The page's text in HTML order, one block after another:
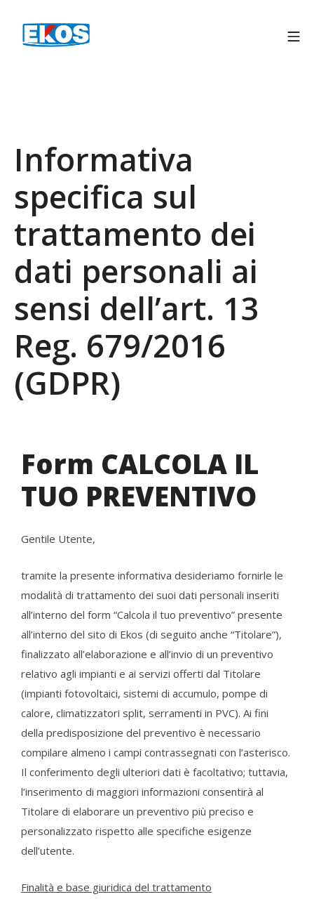
Informativa
specifica sul
trattamento dei
dati personali ai
sensi dell’art. 13
Reg. 679/2016
(GDPR)
Form CALCOLA IL
TUO PREVENTIVO
Gentile Utente,
tramite la presente informativa desideriamo fornirle le
modalità di trattamento dei suoi dati personali inseriti
all’interno del form “Calcola il tuo preventivo” presente
all’interno del sito di Ekos (di seguito anche “Titolare”),
finalizzato all’elaborazione e all’invio di un preventivo
relativo agli impianti e ai servizi offerti dal Titolare
(impianti fotovoltaici, sistemi di accumulo, pompe di
calore, climatizzatori split, serramenti in PVC). Ai fini
della predisposizione del preventivo è necessario
compilare almeno i campi contrassegnati con l’asterisco.
Il conferimento degli ulteriori dati è facoltativo; tuttavia,
l’inserimento di maggiori informazioni consentirà al
Titolare di elaborare un preventivo più preciso e
personalizzato rispetto alle specifiche esigenze
dell’utente.
Finalità e base giuridica del trattamento